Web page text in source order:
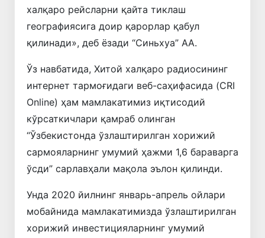
халқаро рейсларни қайта тиклаш
географиясига доир қарорлар қабул
қилинади», деб ёзади “Синьхуа” АА.
Ўз навбатида, Хитой халқаро радиосининг
интернет тармоғидаги веб-саҳифасида (CRI
Online) ҳам мамлакатимиз иқтисодий
кўрсаткичлари қамраб олинган
“Ўзбекистонда ўзлаштирилган хорижий
сармояларнинг умумий ҳажми 1,6 бараварга
ўсди” сарлавҳали мақола эълон қилинди.
Унда 2020 йилнинг январь-апрель ойлари
мобайнида мамлакатимизда ўзлаштирилган
хорижий инвестицияларнинг умумий